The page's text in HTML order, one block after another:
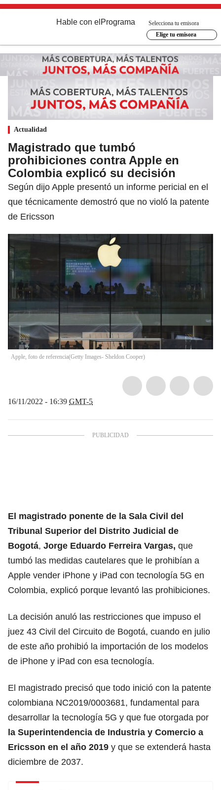
Hable con el Programa
Selecciona tu emisora
Elige tu emisora
Actualidad
Magistrado que tumbó
prohibiciones contra Apple en
Colombia explicó su decisión
Según dijo Apple presentó un informe pericial en el
que técnicamente demostró que no violó la patente
de Ericsson
Apple, foto de referencia(Getty Images- Sheldon Cooper)
16/11/2022 - 16:39 GMT-5
El magistrado ponente de la Sala Civil del
Tribunal Superior del Distrito Judicial de
Bogotá, Jorge Eduardo Ferreira Vargas, que
tumbó las medidas cautelares que le prohibían a
Apple vender iPhone y iPad con tecnología 5G en
Colombia, explicó porque levantó las prohibiciones.
La decisión anuló las restricciones que impuso el
juez 43 Civil del Circuito de Bogotá, cuando en julio
de este año prohibió la importación de los modelos
de iPhone y iPad con esa tecnología.
El magistrado precisó que todo inició con la patente
colombiana NC2019/0003681, fundamental para
desarrollar la tecnología 5G y que fue otorgada por
la Superintendencia de Industria y Comercio a
Ericsson en el año 2019 y que se extenderá hasta
diciembre de 2037.